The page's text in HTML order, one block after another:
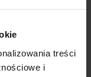
treści
i